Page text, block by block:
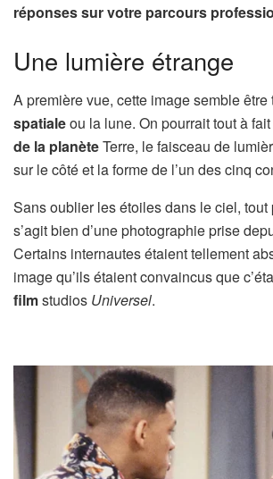
réponses sur votre parcours
Une lumière étrange
A première vue, cette image semble être
spatialeou la lune. On pourrait tout à
de la planèteTerre, le faisceau de
sur le côté et la forme de l’un des cinq
Sans oublier les étoiles dans le ciel, tout
s’agit bien d’une photographie prise
Certains internautes étaient tellement
image qu’ils étaient convaincus que
filmstudios Universel.